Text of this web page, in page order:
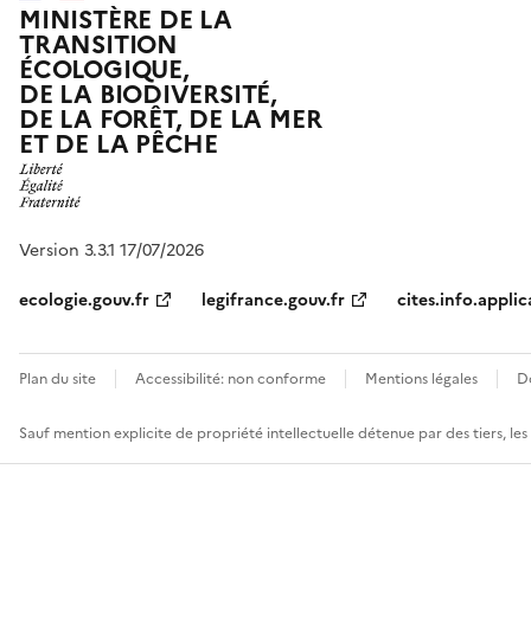
MINISTÈRE DE LA
TRANSITION
ÉCOLOGIQUE,
DE LA BIODIVERSITÉ,
DE LA FORÊT, DE LA MER
ET DE LA PÊCHE
Version 3.3.1 17/07/2026
ecologie.gouv.fr
legifrance.gouv.fr
Plan du site Accessibilité: non conforme Mentions légales
Sauf mention explicite de propriété intellectuelle détenue par des tiers,